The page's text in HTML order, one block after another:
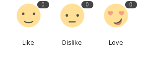
0
Like
0
Dislike
0
Love